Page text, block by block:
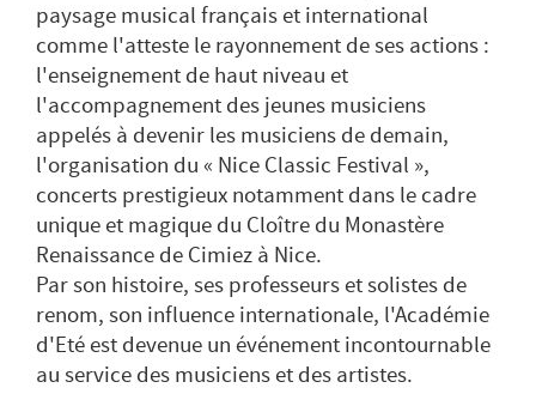
paysage musical français et international
comme l'atteste le rayonnement de ses actions :
l'enseignement de haut niveau et
l'accompagnement des jeunes musiciens
appelés à devenir les musiciens de demain,
l'organisation du « Nice Classic Festival »,
concerts prestigieux notamment dans le cadre
unique et magique du Cloître du Monastère
Renaissance de Cimiez à Nice.
Par son histoire, ses professeurs et solistes de
renom, son influence internationale, l'Académie
d'Eté est devenue un événement incontournable
au service des musiciens et des artistes.